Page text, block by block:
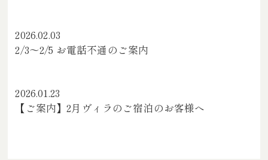
2026.02.03
2/3～2/5 お電話不通のご案内
2026.01.23
【ご案内】2月ヴィラのご宿泊のお客様へ